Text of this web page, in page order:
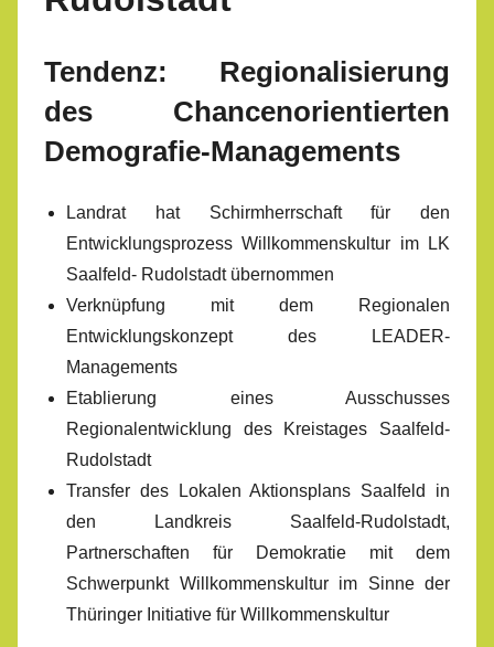
Tendenz: Regionalisierung
des Chancenorientierten
Demografie-Managements
Landrat hat Schirmherrschaft für den
Entwicklungsprozess Willkommenskultur im LK
Saalfeld- Rudolstadt übernommen
Verknüpfung mit dem Regionalen
Entwicklungskonzept des LEADER-
Managements
Etablierung eines Ausschusses
Regionalentwicklung des Kreistages Saalfeld-
Rudolstadt
Transfer des Lokalen Aktionsplans Saalfeld in
den Landkreis Saalfeld-Rudolstadt,
Partnerschaften für Demokratie mit dem
Schwerpunkt Willkommenskultur im Sinne der
Thüringer Initiative für Willkommenskultur